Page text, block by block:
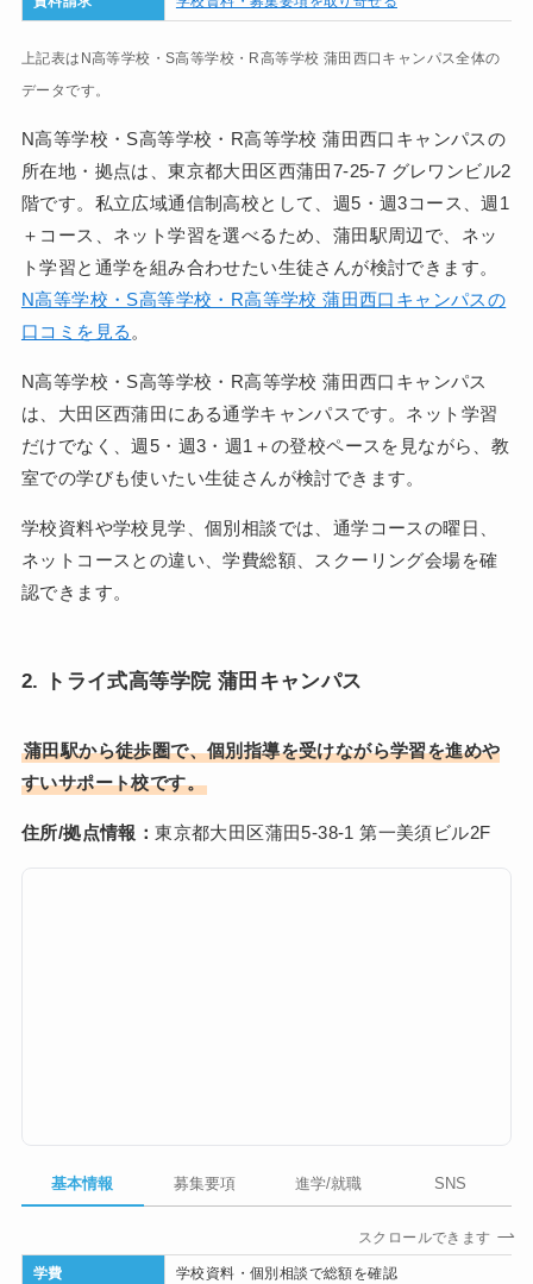
上記表はN高等学校・S高等学校・R高等学校 蒲田西口キャンパス全体の
データです。
N高等学校・S高等学校・R高等学校 蒲田西口キャンパスの
所在地・拠点は、東京都大田区西蒲田7-25-7 グレワンビル2
階です。私立広域通信制高校として、週5・週3コース、週1
＋コース、ネット学習を選べるため、蒲田駅周辺で、ネッ
ト学習と通学を組み合わせたい生徒さんが検討できます。
N高等学校・S高等学校・R高等学校 蒲田西口キャンパスの
口コミを見る 。
N高等学校・S高等学校・R高等学校 蒲田西口キャンパス
は、大田区西蒲田にある通学キャンパスです。ネット学習
だけでなく、週5・週3・週1＋の登校ペースを見ながら、教
室での学びも使いたい生徒さんが検討できます。
学校資料や学校見学、個別相談では、通学コースの曜日、
ネットコースとの違い、学費総額、スクーリング会場を確
認できます。
2. トライ式高等学院 蒲田キャンパス
蒲田駅から徒歩圏で、個別指導を受けながら学習を進めや
すいサポート校です。
住所/拠点情報：東京都大田区蒲田5-38-1 第一美須ビル2F
基本情報 募集要項 進学/就職 SNS
スクロールできます
学費 学校資料・個別相談で総額を確認